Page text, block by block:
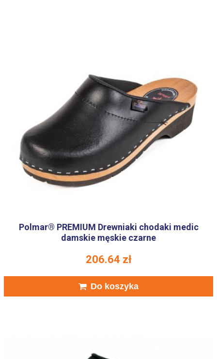
Polmar® PREMIUM Drewniaki chodaki medic
damskie męskie czarne
206.64 zł
Do koszyka